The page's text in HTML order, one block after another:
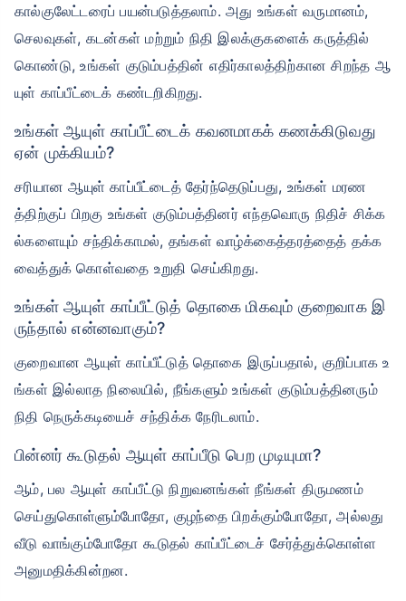
கால்குலேட்டரைப் பயன்படுத்தலாம். அது உங்கள் வருமானம்,
செலவுகள், கடன்கள் மற்றும் நிதி இலக்குகளைக் கருத்தில்
கொண்டு, உங்கள் குடும்பத்தின் எதிர்காலத்திற்கான சிறந்த ஆ
யுள் காப்பீட்டைக் கண்டறிகிறது.
உங்கள் ஆயுள் காப்பீட்டைக் கவனமாகக் கணக்கிடுவது
ஏன் முக்கியம்?
சரியான ஆயுள் காப்பீட்டைத் தேர்ந்தெடுப்பது, உங்கள் மரண
த்திற்குப் பிறகு உங்கள் குடும்பத்தினர் எந்தவொரு நிதிச் சிக்க
ல்களையும் சந்திக்காமல், தங்கள் வாழ்க்கைத்தரத்தைத் தக்க
வைத்துக் கொள்வதை உறுதி செய்கிறது.
உங்கள் ஆயுள் காப்பீட்டுத் தொகை மிகவும் குறைவாக இ
ருந்தால் என்னவாகும்?
குறைவான ஆயுள் காப்பீட்டுத் தொகை இருப்பதால், குறிப்பாக உ
ங்கள் இல்லாத நிலையில், நீங்களும் உங்கள் குடும்பத்தினரும்
நிதி நெருக்கடியைச் சந்திக்க நேரிடலாம்.
பின்னர் கூடுதல் ஆயுள் காப்பீடு பெற முடியுமா?
ஆம், பல ஆயுள் காப்பீட்டு நிறுவனங்கள் நீங்கள் திருமணம்
செய்துகொள்ளும்போதோ, குழந்தை பிறக்கும்போதோ, அல்லது
வீடு வாங்கும்போதோ கூடுதல் காப்பீட்டைச் சேர்த்துக்கொள்ள
அனுமதிக்கின்றன.